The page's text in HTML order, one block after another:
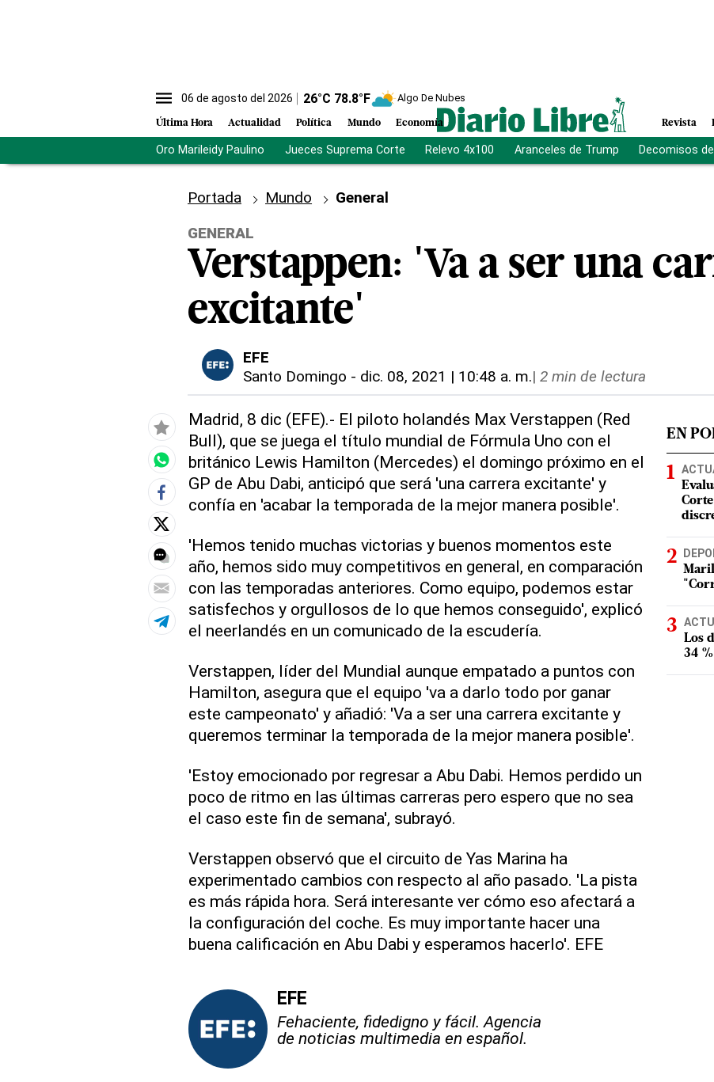
06 de agosto del 2026 26°C 78.8°F Algo De Nubes
Última Hora Actualidad Política Mundo Economía Revista
Oro Marileidy Paulino Jueces Suprema Corte Relevo 4x100 Aranceles de Trump Decomisos
Portada Mundo
General
GENERAL
Verstappen: 'Va a ser una
excitante'
EFE
Santo Domingo - dic. 08, 2021 | 10:48 a. m.| 2 min de lectura
Madrid, 8 dic (EFE).- El piloto holandés Max Verstappen (Red
Bull), que se juega el título mundial de Fórmula Uno con el
británico Lewis Hamilton (Mercedes) el domingo próximo en el
GP de Abu Dabi, anticipó que será 'una carrera excitante' y
confía en 'acabar la temporada de la mejor manera posible'.
'Hemos tenido muchas victorias y buenos momentos este
año, hemos sido muy competitivos en general, en comparación
con las temporadas anteriores. Como equipo, podemos estar
satisfechos y orgullosos de lo que hemos conseguido', explicó
el neerlandés en un comunicado de la escudería.
Verstappen, líder del Mundial aunque empatado a puntos con
Hamilton, asegura que el equipo 'va a darlo todo por ganar
este campeonato' y añadió: 'Va a ser una carrera excitante y
queremos terminar la temporada de la mejor manera posible'.
'Estoy emocionado por regresar a Abu Dabi. Hemos perdido un
poco de ritmo en las últimas carreras pero espero que no sea
el caso este fin de semana', subrayó.
Verstappen observó que el circuito de Yas Marina ha
experimentado cambios con respecto al año pasado. 'La pista
es más rápida hora. Será interesante ver cómo eso afectará a
la configuración del coche. Es muy importante hacer una
buena calificación en Abu Dabi y esperamos hacerlo'. EFE
EFE
Fehaciente, fidedigno y fácil. Agencia
de noticias multimedia en español.
EN
Los
34